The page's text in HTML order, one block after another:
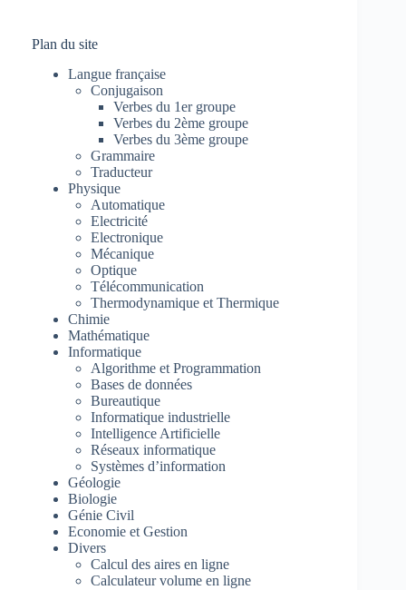
Plan du site
Langue française
Conjugaison
Verbes du 1er groupe
Verbes du 2ème groupe
Verbes du 3ème groupe
Grammaire
Traducteur
Physique
Automatique
Electricité
Electronique
Mécanique
Optique
Télécommunication
Thermodynamique et Thermique
Chimie
Mathématique
Informatique
Algorithme et Programmation
Bases de données
Bureautique
Informatique industrielle
Intelligence Artificielle
Réseaux informatique
Systèmes d’information
Géologie
Biologie
Génie Civil
Economie et Gestion
Divers
Calcul des aires en ligne
Calculateur volume en ligne